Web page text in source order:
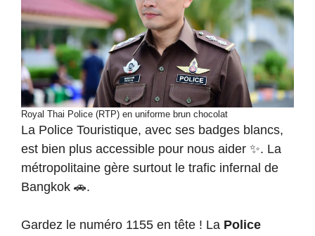
Royal Thai Police (RTP) en uniforme brun chocolat
La Police Touristique, avec ses badges blancs,
est bien plus accessible pour nous aider ✨. La
métropolitaine gère surtout le trafic infernal de
Bangkok 🚗.
Gardez le numéro 1155 en tête ! La Police